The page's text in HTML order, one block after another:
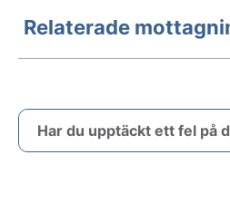
Relaterade
Har du upptäckt ett fel på